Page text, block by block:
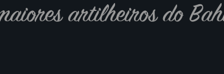
artilheiros do